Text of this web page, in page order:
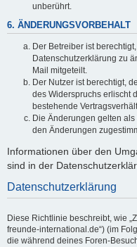
unberührt.
6. ÄNDERUNGSVORBEHALT
Der Betreiber ist
Datenschutzerklärung zu
Mail mitgeteilt.
Der Nutzer ist berechtigt,
des Widerspruchs erlischt
bestehende
Die Änderungen gelten
den Änderungen
Informationen über den
sind in der
Datenschutzerklärung
Diese Richtlinie beschreibt, wie
freunde-international.de“) (im
die während deines Foren-